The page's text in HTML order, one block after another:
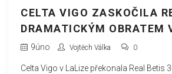
CELTA VIGO ZASKOČILA
DRAMATICKÝM OBRATEM
PŮLI A VYHRÁLA 3-2
9úno Vojtěch Válka 0
Celta Vigo v LaLize překonala Real Betis